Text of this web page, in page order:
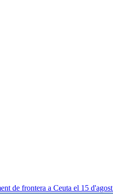
de frontera a Ceuta el 15 d'agost